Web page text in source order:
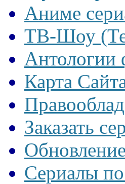
Аниме
ТВ-Шоу
Антологии
Карта
Заказать
Сериалы